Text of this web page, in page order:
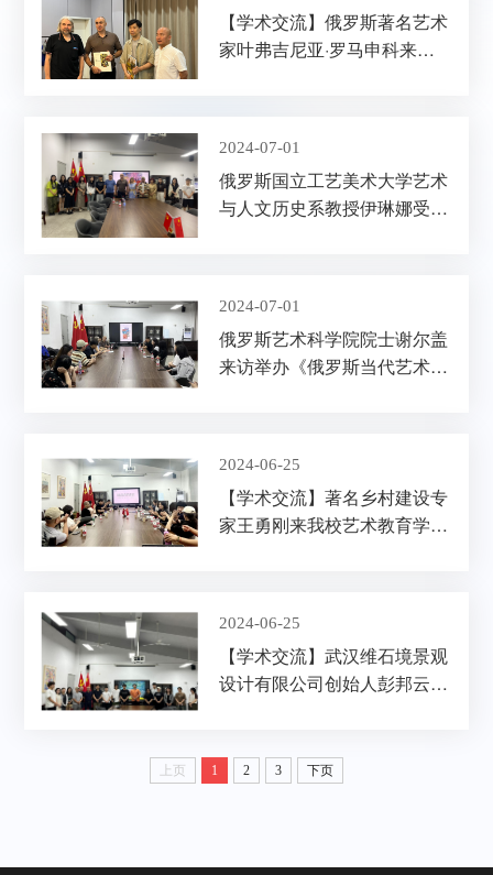
【学术交流】俄罗斯著名艺术
家叶弗吉尼亚·罗马申科来我
2024-07-01
俄罗斯国立工艺美术大学艺术
与人文历史系教授伊琳娜受邀
2024-07-01
俄罗斯艺术科学院院士谢尔盖
来访举办《俄罗斯当代艺术现
2024-06-25
【学术交流】著名乡村建设专
家王勇刚来我校艺术教育学院
2024-06-25
【学术交流】武汉维石境景观
设计有限公司创始人彭邦云来
上页 1 2 3 下页